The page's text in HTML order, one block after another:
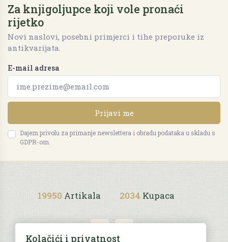
Za knjigoljupce koji vole pronaći
rijetko
Novi naslovi, posebni primjerci i tihe preporuke iz
antikvarijata.
E-mail adresa
Prijavi me
Dajem privolu za primanje newslettera i obradu podataka u skladu s
GDPR-om.
19950 Artikala 2034 Kupaca
Kolačići i privatnost